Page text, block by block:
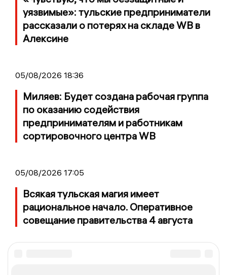
уязвимые»: тульские предприниматели
рассказали о потерях на складе WB в
Алексине
05/08/2026 18:36
Миляев: Будет создана рабочая группа
по оказанию содействия
предпринимателям и работникам
сортировочного центра WB
05/08/2026 17:05
Всякая тульская магия имеет
рациональное начало. Оперативное
совещание правительства 4 августа